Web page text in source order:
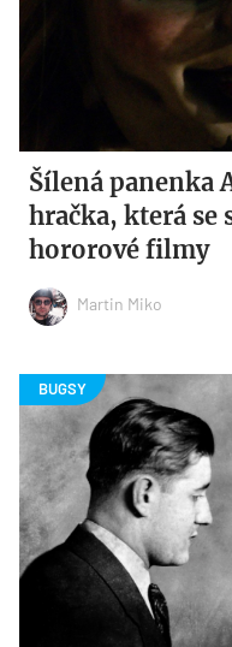
Šílená panenka
hračka, která se
hororové filmy
Martin Miko